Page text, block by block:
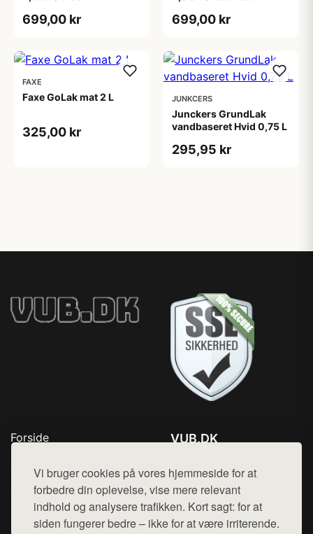
Vi bruger cookies på vores hjemmeside for at
forbedre din oplevelse, vise mere relevant
indhold og analysere trafikken. Kort sagt: for at
siden fungerer bedre – ikke for at være irriterende.
699,00 kr 699,00 kr
FAXE
Faxe GoLak mat 2 L
325,00 kr
JUNKCERS
Junckers GrundLak
vandbaseret Hvid 0,75 L
295,95 kr
Forside
Top Rabatter
Jotun maling
Kontakt
VUB.DK
Mail: hej@want.dk
Cookie- og privatlivspolitik